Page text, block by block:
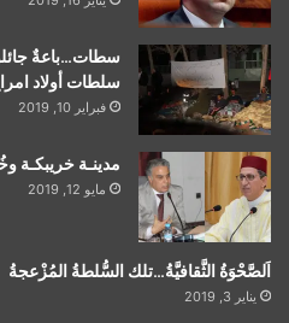
سطات…باعةٌ
سلطات أولاد
فبراير 10, 2019
مدينـة خريبكـة
مايو 12, 2019
اَلصَّحْوَةُ الثَّقافيَّةُ…تلك السُّلطةُ المُزْعجةُ
يناير 3, 2019